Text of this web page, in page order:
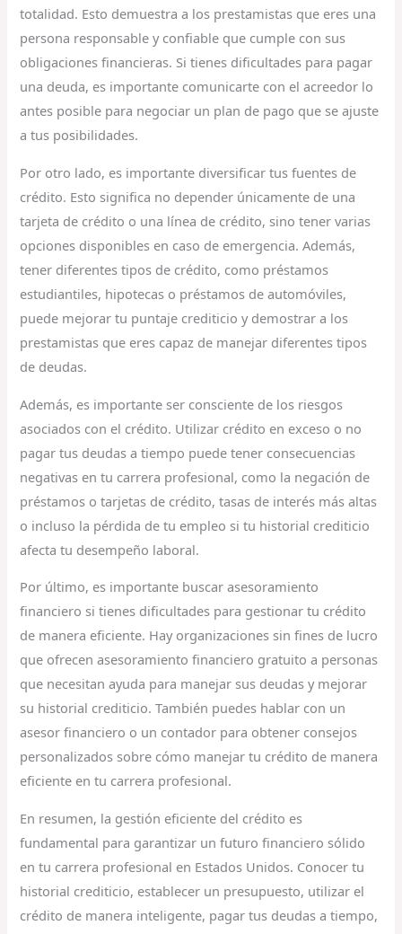
totalidad. Esto demuestra a los prestamistas que eres una
persona responsable y confiable que cumple con sus
obligaciones financieras. Si tienes dificultades para pagar
una deuda, es importante comunicarte con el acreedor lo
antes posible para negociar un plan de pago que se ajuste
a tus posibilidades.
Por otro lado, es importante diversificar tus fuentes de
crédito. Esto significa no depender únicamente de una
tarjeta de crédito o una línea de crédito, sino tener varias
opciones disponibles en caso de emergencia. Además,
tener diferentes tipos de crédito, como préstamos
estudiantiles, hipotecas o préstamos de automóviles,
puede mejorar tu puntaje crediticio y demostrar a los
prestamistas que eres capaz de manejar diferentes tipos
de deudas.
Además, es importante ser consciente de los riesgos
asociados con el crédito. Utilizar crédito en exceso o no
pagar tus deudas a tiempo puede tener consecuencias
negativas en tu carrera profesional, como la negación de
préstamos o tarjetas de crédito, tasas de interés más altas
o incluso la pérdida de tu empleo si tu historial crediticio
afecta tu desempeño laboral.
Por último, es importante buscar asesoramiento
financiero si tienes dificultades para gestionar tu crédito
de manera eficiente. Hay organizaciones sin fines de lucro
que ofrecen asesoramiento financiero gratuito a personas
que necesitan ayuda para manejar sus deudas y mejorar
su historial crediticio. También puedes hablar con un
asesor financiero o un contador para obtener consejos
personalizados sobre cómo manejar tu crédito de manera
eficiente en tu carrera profesional.
En resumen, la gestión eficiente del crédito es
fundamental para garantizar un futuro financiero sólido
en tu carrera profesional en Estados Unidos. Conocer tu
historial crediticio, establecer un presupuesto, utilizar el
crédito de manera inteligente, pagar tus deudas a tiempo,